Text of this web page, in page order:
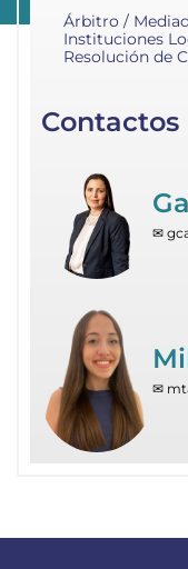
Árbitro /
Instituciones
Resolución de
Contactos
✉
✉